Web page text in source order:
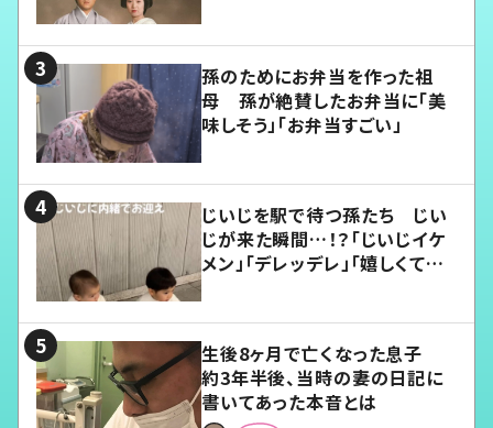
孫のためにお弁当を作った祖
母 孫が絶賛したお弁当に「美
味しそう」「お弁当すごい」
じいじを駅で待つ孫たち じい
じが来た瞬間…！？「じいじイケ
メン」「デレッデレ」「嬉しくて可
生後8ヶ月で亡くなった息子
約3年半後、当時の妻の日記に
書いてあった本音とは